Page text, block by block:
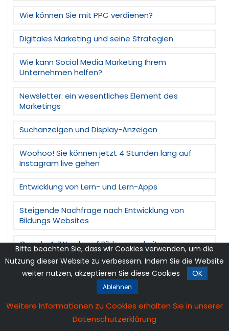
Wie können Sie mit PPC verdienen?
Digitales Marketing und seine Strategien
Wie kann Social Media Marketing Ihrem
Unternehmen helfen?
Newsletter: ein wesentliches Element des
Marketings
Suchanzeigen und Display-Anzeigen
Woohoo! Sie können jetzt 4 Stunden lang auf
Instagram live gehen
Entwicklung von Lern- und Lern-Apps
Steigende Nachfrage nach Entwicklung von
Bildungs Websites
Google AdWords auf Bildungswebsites
SEO – Der Anstieg der Nachfrage während der
Pandemie
Nachfrage nach Website-Entwicklung im Jahr
2020?
Bitte beachten Sie, dass wir Cookies verwenden, um die
Nutzung dieser Website zu verbessern. Indem Sie die Website
weiter nutzen, akzeptieren Sie diese Cookies
OK
Ablehnen
Weitere Informationen zu Cookies erhalten Sie in unserer
Datenschutzerklärung